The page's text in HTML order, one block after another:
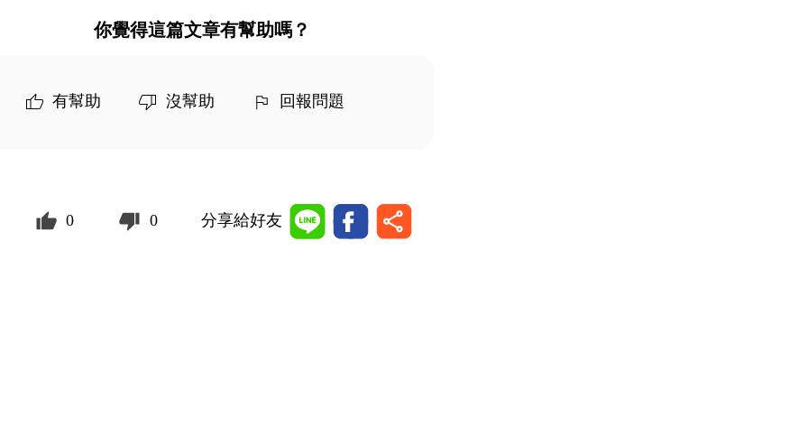
你覺得這篇文章有幫助嗎？
有幫助 沒幫助 回報問題
0 0 分享給好友